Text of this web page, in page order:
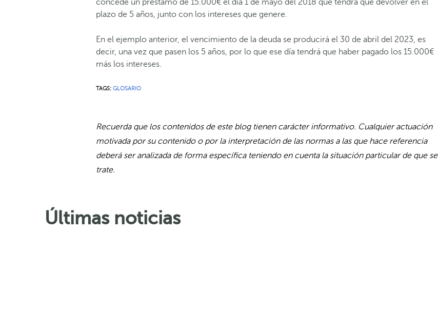
concede un préstamo de 15.000€ el día 1 de mayo del 2018 que tendrá que devolver en el
plazo de 5 años, junto con los intereses que genere.
En el ejemplo anterior, el vencimiento de la deuda se producirá el 30 de abril del 2023, es
decir, una vez que pasen los 5 años, por lo que ese día tendrá que haber pagado los 15.000€
más los intereses.
TAGS: GLOSARIO
Recuerda que los contenidos de este blog tienen carácter informativo. Cualquier actuación
motivada por su contenido o por la interpretación de las normas a las que hace referencia
deberá ser analizada de forma específica teniendo en cuenta la situación particular de que se
trate.
Últimas noticias